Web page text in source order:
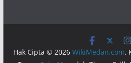
Hak Cipta © 2026WikiMedan.com.